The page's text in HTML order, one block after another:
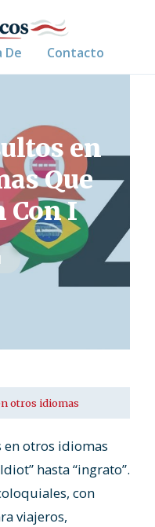
De Contacto
en
Que
Con I
otros idiomas
en otros idiomas
hasta “ingrato”.
con
viajeros,